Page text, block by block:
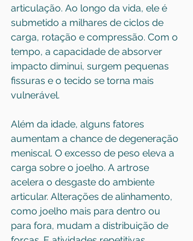
articulação. Ao longo da vida, ele é
submetido a milhares de ciclos de
carga, rotação e compressão. Com o
tempo, a capacidade de absorver
impacto diminui, surgem pequenas
fissuras e o tecido se torna mais
vulnerável.
Além da idade, alguns fatores
aumentam a chance de degeneração
meniscal. O excesso de peso eleva a
carga sobre o joelho. A artrose
acelera o desgaste do ambiente
articular. Alterações de alinhamento,
como joelho mais para dentro ou
para fora, mudam a distribuição de